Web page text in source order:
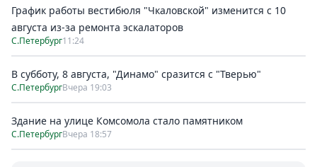
График работы вестибюля "Чкаловской" изменится с 10
августа из-за ремонта эскалаторов
С.Петербург11:24
В субботу, 8 августа, "Динамо" сразится с "Тверью"
С.ПетербургВчера 19:03
Здание на улице Комсомола стало памятником
С.ПетербургВчера 18:57